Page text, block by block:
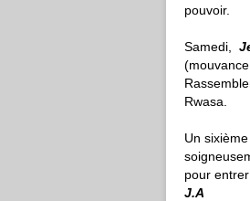
pouvoir.
Samedi,
Rwasa.
Un
pour
J.A